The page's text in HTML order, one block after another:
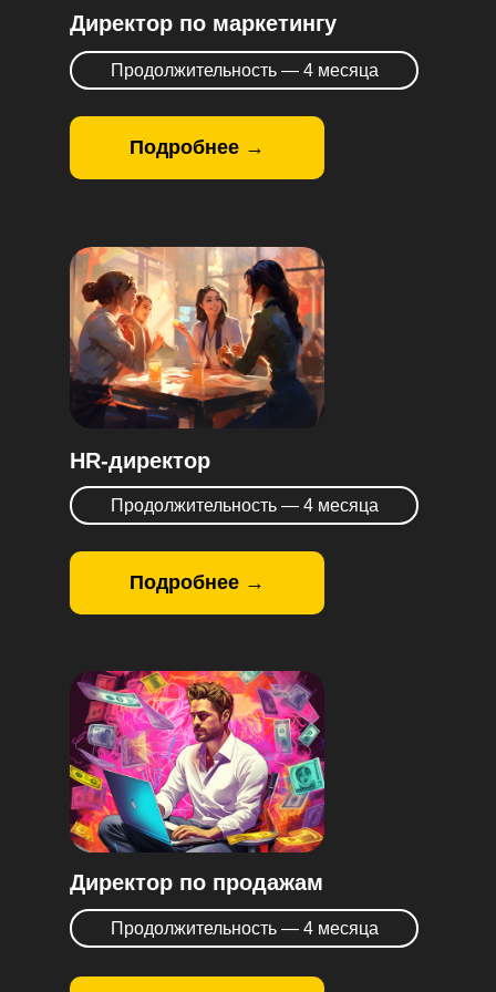
HR-директор
Подробнее →
Директор по маркетингу
Директор по продажам
Подробнее →
Продолжительность — 4 месяца
Продолжительность — 4 месяца
Продолжительность — 4 месяца